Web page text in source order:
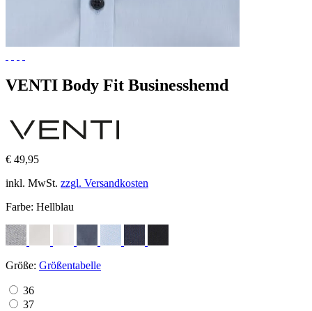
VENTI Body Fit Businesshemd
€ 49,95
inkl. MwSt. zzgl. Versandkosten
Farbe: Hellblau
Größe: Größentabelle
36
37